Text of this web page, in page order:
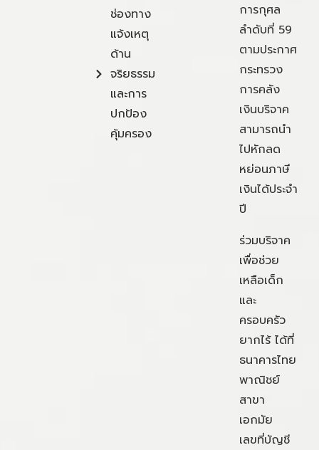
ช่องทาง
แจ้งเหตุ
ด้าน
จริยธรรม
และการ
ปกป้อง
คุ้มครอง
การกุศล
ลำดับที่ 59
ตามประกาศ
กระทรวง
การคลัง
เงินบริจาค
สามารถนำ
ไปหักลด
หย่อนภาษี
เงินได้ประจำ
ปี
ร่วมบริจาค
เพื่อช่วย
เหลือเด็ก
และ
ครอบครัว
ยากไร้ ได้ที่
ธนาคารไทย
พาณิชย์
สาขา
เอกมัย
เลขที่บัญชี